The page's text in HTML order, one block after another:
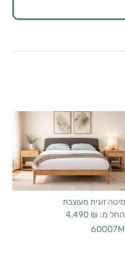
מיטה זוגית מעוצבת
החל מ: 4,490 ₪
60007M